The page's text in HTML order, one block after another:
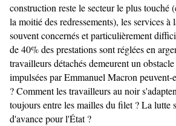
construction reste le secteur le plus touché
la moitié des redressements), les services à
souvent concernés et particulièrement
de 40% des prestations sont réglées en
travailleurs détachés demeurent un
impulsées par Emmanuel Macron peuvent-
? Comment les travailleurs au noir
toujours entre les mailles du filet ? La lutte
d'avance pour l'État ?